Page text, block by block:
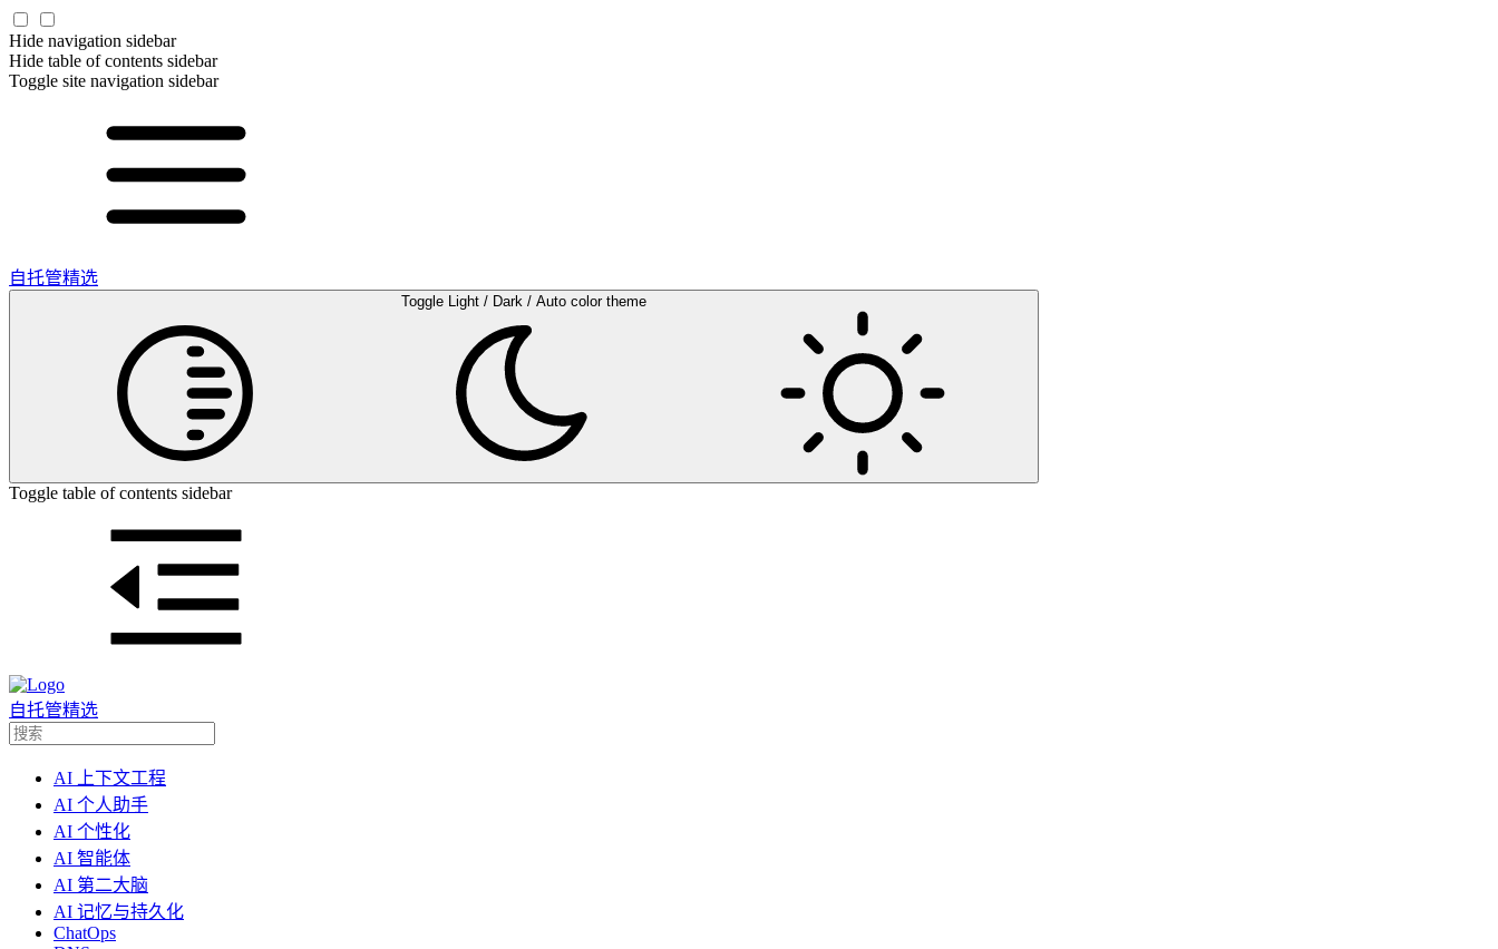
Hide navigation sidebar
Hide table of contents sidebar
Toggle site navigation sidebar
自托管精选
Toggle Light / Dark / Auto color theme
Toggle table of contents sidebar
自托管精选
AI 上下文工程
AI 个人助手
AI 个性化
AI 智能体
AI 第二大脑
AI 记忆与持久化
ChatOps